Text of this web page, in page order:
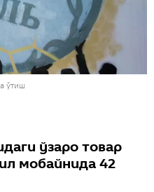
ўтиш
ўзаро товар
мобайнида 42